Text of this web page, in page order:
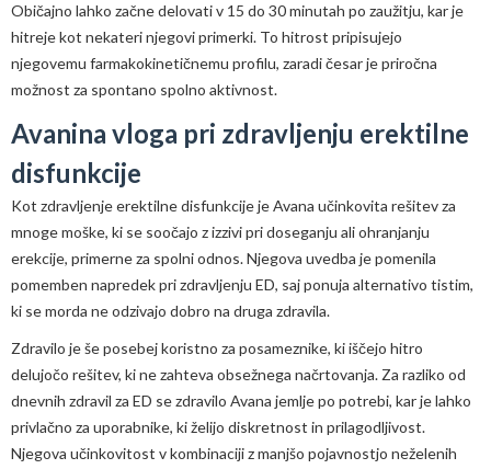
Običajno lahko začne delovati v 15 do 30 minutah po zaužitju, kar je
hitreje kot nekateri njegovi primerki. To hitrost pripisujejo
njegovemu farmakokinetičnemu profilu, zaradi česar je priročna
možnost za spontano spolno aktivnost.
Avanina vloga pri zdravljenju erektilne
disfunkcije
Kot zdravljenje erektilne disfunkcije je Avana učinkovita rešitev za
mnoge moške, ki se soočajo z izzivi pri doseganju ali ohranjanju
erekcije, primerne za spolni odnos. Njegova uvedba je pomenila
pomemben napredek pri zdravljenju ED, saj ponuja alternativo tistim,
ki se morda ne odzivajo dobro na druga zdravila.
Zdravilo je še posebej koristno za posameznike, ki iščejo hitro
delujočo rešitev, ki ne zahteva obsežnega načrtovanja. Za razliko od
dnevnih zdravil za ED se zdravilo Avana jemlje po potrebi, kar je lahko
privlačno za uporabnike, ki želijo diskretnost in prilagodljivost.
Njegova učinkovitost v kombinaciji z manjšo pojavnostjo neželenih